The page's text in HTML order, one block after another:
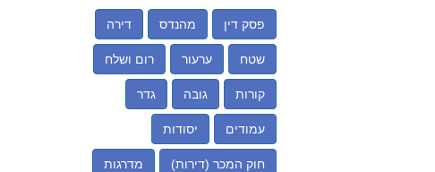
פסק דין מהנדס דירה
שטח ערעור רום ושלח
קורות גובה גדר
עמודים יסודות
חוק המכר (דירות) מדרגות